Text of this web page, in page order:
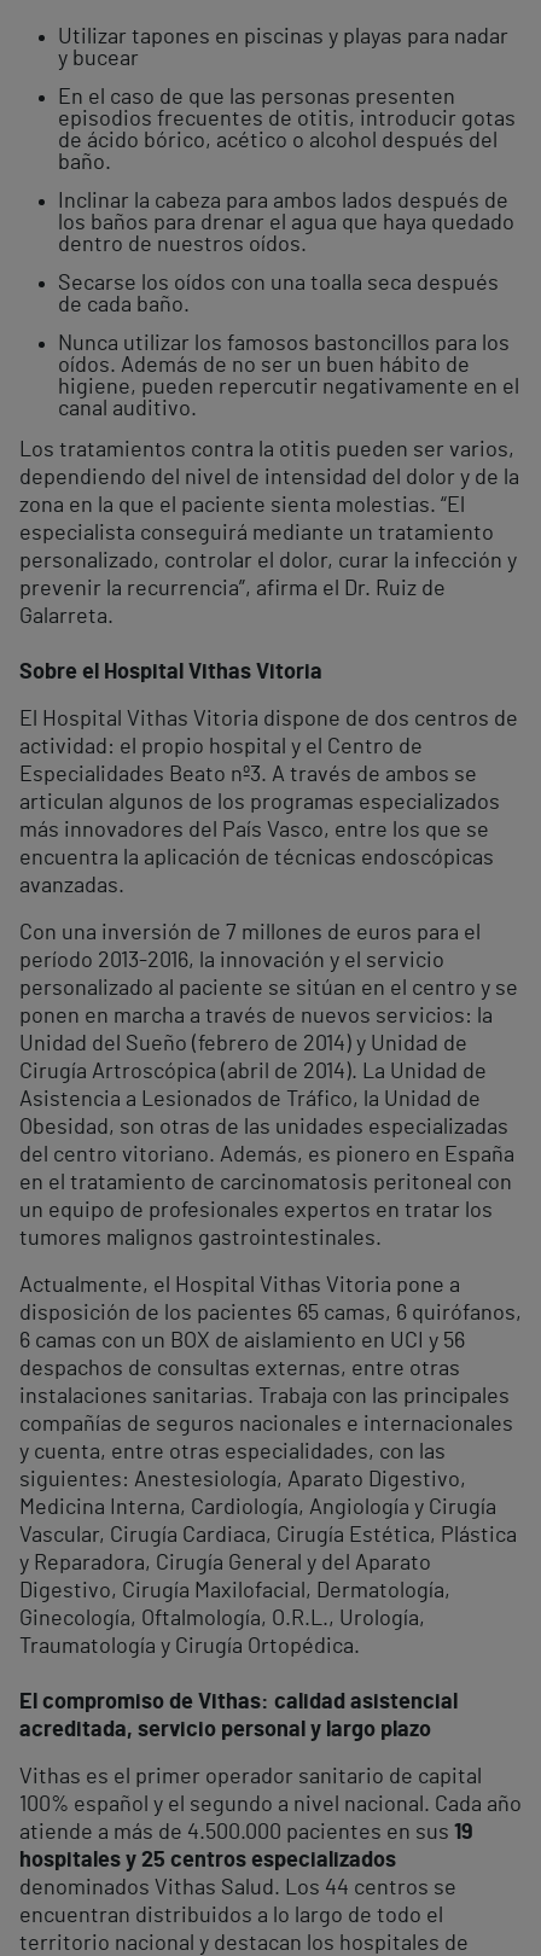
Utilizar tapones en piscinas y playas para nadar
y bucear
En el caso de que las personas presenten
episodios frecuentes de otitis, introducir gotas
de ácido bórico, acético o alcohol después del
baño.
Inclinar la cabeza para ambos lados después de
los baños para drenar el agua que haya quedado
dentro de nuestros oídos.
Secarse los oídos con una toalla seca después
de cada baño.
Nunca utilizar los famosos bastoncillos para los
oídos. Además de no ser un buen hábito de
higiene, pueden repercutir negativamente en el
canal auditivo.
Los tratamientos contra la otitis pueden ser varios,
dependiendo del nivel de intensidad del dolor y de la
zona en la que el paciente sienta molestias. “El
especialista conseguirá mediante un tratamiento
personalizado, controlar el dolor, curar la infección y
prevenir la recurrencia”, afirma el Dr. Ruiz de
Galarreta.
Sobre el Hospital Vithas Vitoria
El Hospital Vithas Vitoria dispone de dos centros de
actividad: el propio hospital y el Centro de
Especialidades Beato nº3. A través de ambos se
articulan algunos de los programas especializados
más innovadores del País Vasco, entre los que se
encuentra la aplicación de técnicas endoscópicas
avanzadas.
Con una inversión de 7 millones de euros para el
período 2013-2016, la innovación y el servicio
personalizado al paciente se sitúan en el centro y se
ponen en marcha a través de nuevos servicios: la
Unidad del Sueño (febrero de 2014) y Unidad de
Cirugía Artroscópica (abril de 2014). La Unidad de
Asistencia a Lesionados de Tráfico, la Unidad de
Obesidad, son otras de las unidades especializadas
del centro vitoriano. Además, es pionero en España
en el tratamiento de carcinomatosis peritoneal con
un equipo de profesionales expertos en tratar los
tumores malignos gastrointestinales.
Actualmente, el Hospital Vithas Vitoria pone a
disposición de los pacientes 65 camas, 6 quirófanos,
6 camas con un BOX de aislamiento en UCI y 56
despachos de consultas externas, entre otras
instalaciones sanitarias. Trabaja con las principales
compañías de seguros nacionales e internacionales
y cuenta, entre otras especialidades, con las
siguientes: Anestesiología, Aparato Digestivo,
Medicina Interna, Cardiología, Angiología y Cirugía
Vascular, Cirugía Cardiaca, Cirugía Estética, Plástica
y Reparadora, Cirugía General y del Aparato
Digestivo, Cirugía Maxilofacial, Dermatología,
Ginecología, Oftalmología, O.R.L., Urología,
Traumatología y Cirugía Ortopédica.
El compromiso de Vithas: calidad asistencial
acreditada, servicio personal y largo plazo
Vithas es el primer operador sanitario de capital
100% español y el segundo a nivel nacional. Cada año
atiende a más de 4.500.000 pacientes en sus 19
hospitales y 25 centros especializados
denominados Vithas Salud. Los 44 centros se
encuentran distribuidos a lo largo de todo el
territorio nacional y destacan los hospitales de